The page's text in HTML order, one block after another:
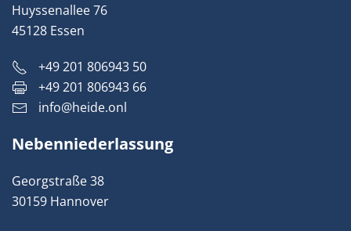
Huyssenallee 76
45128 Essen
+49 201 806943 50
+49 201 806943 66
info@heide.onl
Nebenniederlassung
Georgstraße 38
30159 Hannover